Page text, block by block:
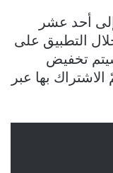
أحد عشر
التطبيق على
تخفيض
بها عبر